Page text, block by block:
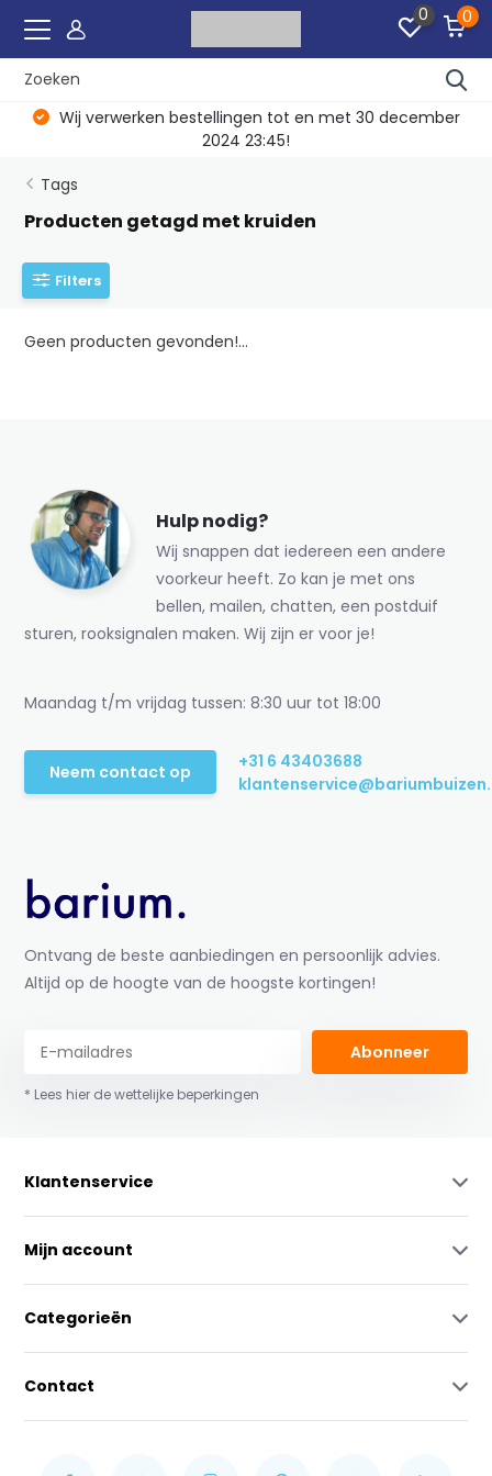
0 0
Wij verwerken bestellingen tot en met 30 december
2024 23:45!
Tags
Producten getagd met kruiden
Filters
Geen producten gevonden!...
Hulp nodig?
Wij snappen dat iedereen een andere
voorkeur heeft. Zo kan je met ons
bellen, mailen, chatten, een postduif
sturen, rooksignalen maken. Wij zijn er voor je!
Maandag t/m vrijdag tussen: 8:30 uur tot 18:00
Neem contact op
+31 6 43403688
Ontvang de beste aanbiedingen en persoonlijk advies.
Altijd op de hoogte van de hoogste kortingen!
Abonneer
* Lees hier de wettelijke beperkingen
Klantenservice
Mijn account
Categorieën
Contact